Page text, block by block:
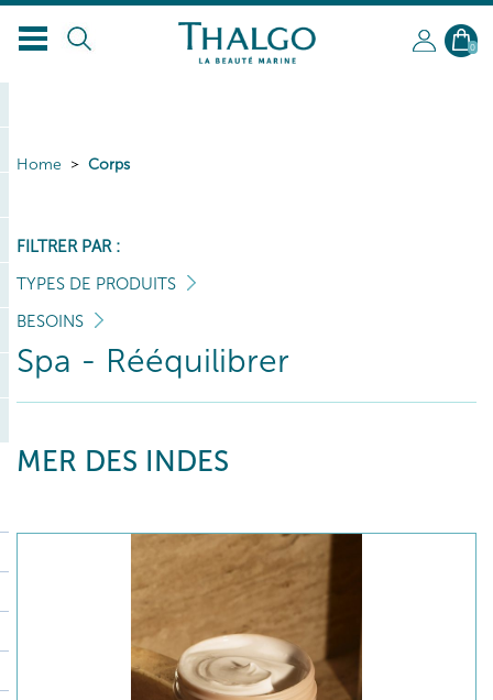
0
Home Corps
FILTRER PAR :
TYPES DE PRODUITS
BESOINS
Spa - Rééquilibrer
MER DES INDES